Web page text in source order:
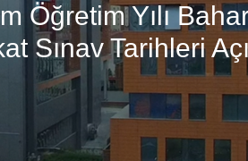
Öğretim Yılı
Sınav Tarihleri